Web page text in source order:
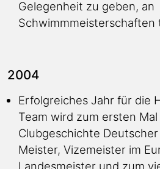
Gelegenheit zu geben, an
Schwimmmeisterschaften
2004
Erfolgreiches Jahr für die
Team wird zum ersten
Clubgeschichte
Meister, Vizemeister im
Landesmeister und zum